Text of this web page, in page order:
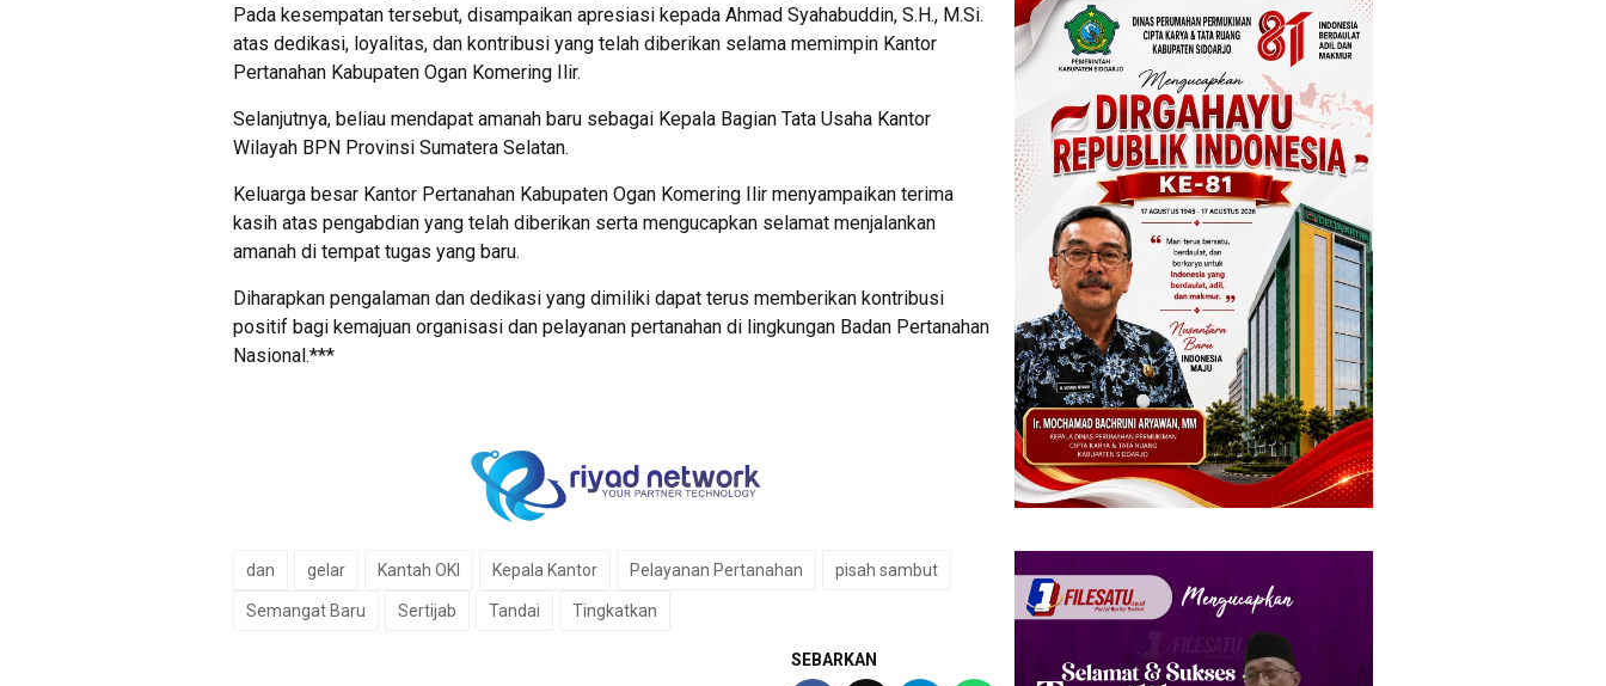
Pada kesempatan tersebut, disampaikan apresiasi kepada Ahmad Syahabuddin, S.H., M.Si.
atas dedikasi, loyalitas, dan kontribusi yang telah diberikan selama memimpin Kantor
Pertanahan Kabupaten Ogan Komering Ilir.
Selanjutnya, beliau mendapat amanah baru sebagai Kepala Bagian Tata Usaha Kantor
Wilayah BPN Provinsi Sumatera Selatan.
Keluarga besar Kantor Pertanahan Kabupaten Ogan Komering Ilir menyampaikan terima
kasih atas pengabdian yang telah diberikan serta mengucapkan selamat menjalankan
amanah di tempat tugas yang baru.
Diharapkan pengalaman dan dedikasi yang dimiliki dapat terus memberikan kontribusi
positif bagi kemajuan organisasi dan pelayanan pertanahan di lingkungan Badan Pertanahan
Nasional.***
dan gelar Kantah OKI Kepala Kantor Pelayanan Pertanahan pisah sambut
Semangat Baru Sertijab Tandai Tingkatkan
SEBARKAN